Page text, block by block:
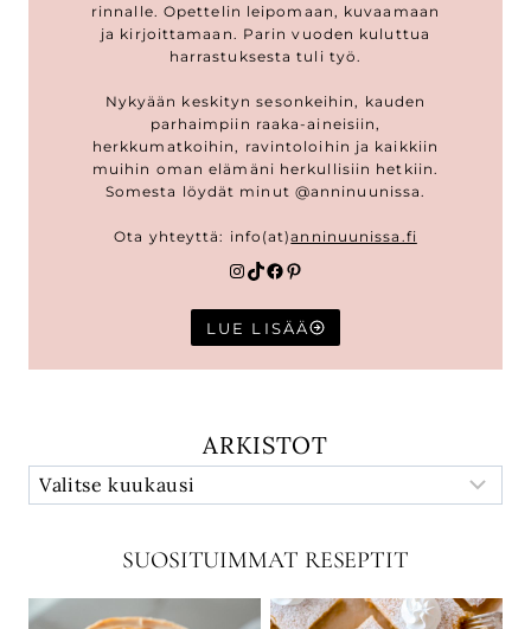
rinnalle. Opettelin leipomaan, kuvaamaan
ja kirjoittamaan. Parin vuoden kuluttua
harrastuksesta tuli työ.
Nykyään keskityn sesonkeihin, kauden
parhaimpiin raaka-aineisiin,
herkkumatkoihin, ravintoloihin ja kaikkiin
muihin oman elämäni herkullisiin hetkiin.
Somesta löydät minut @anninuunissa.
Ota yhteyttä: info(at)anninuunissa.fi
Instagram
TikTok
Facebook
Pinterest
LUE LISÄÄ
ARKISTOT
SUOSITUIMMAT RESEPTIT